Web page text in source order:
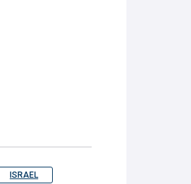
ISRAEL